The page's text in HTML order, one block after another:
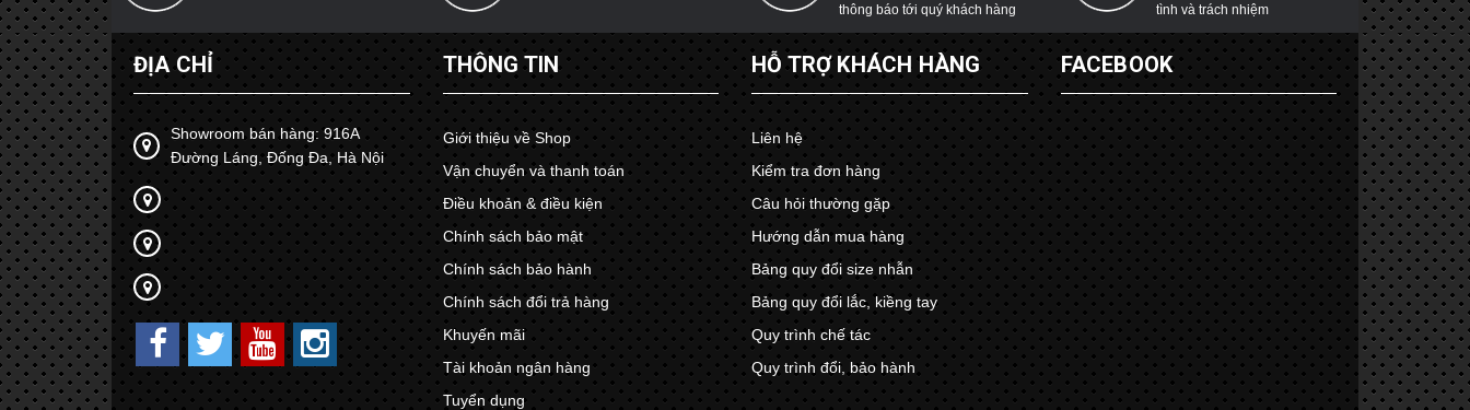
thông báo tới quý khách hàng
tình và trách nhiệm
ĐỊA CHỈ
Showroom bán hàng: 916A
Đường Láng, Đống Đa, Hà Nội
THÔNG TIN
Giới thiệu về Shop
Vận chuyển và thanh toán
Điều khoản & điều kiện
Chính sách bảo mật
Chính sách bảo hành
Chính sách đổi trả hàng
Khuyến mãi
Tài khoản ngân hàng
Tuyển dụng
HỖ TRỢ KHÁCH HÀNG
Liên hệ
Kiểm tra đơn hàng
Câu hỏi thường gặp
Hướng dẫn mua hàng
Bảng quy đổi size nhẫn
Bảng quy đổi lắc, kiềng tay
Quy trình chế tác
Quy trình đổi, bảo hành
FACEBOOK